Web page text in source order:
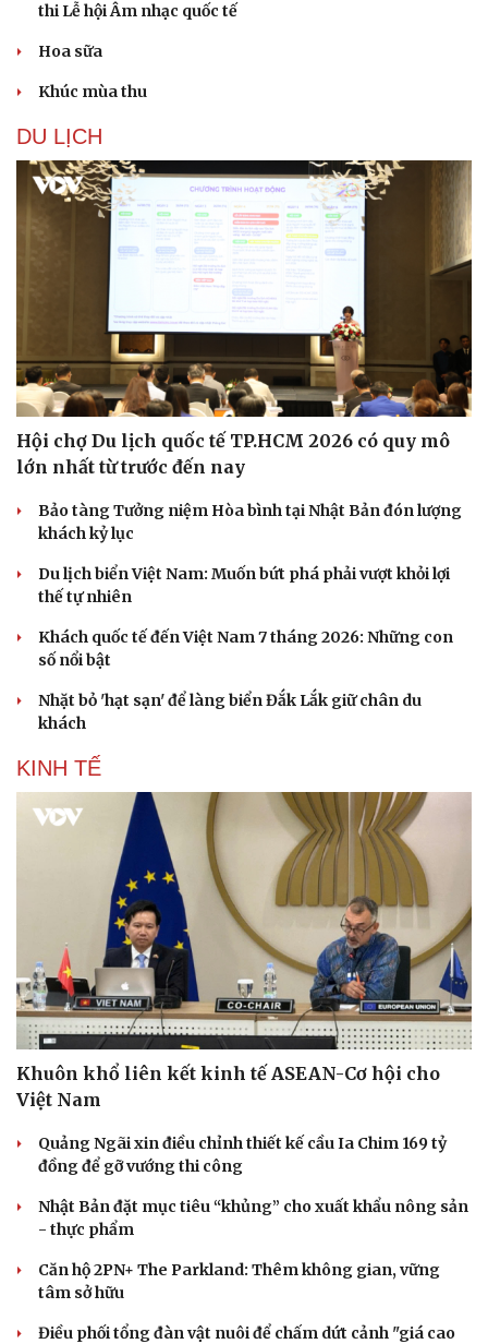
check-in
Podcast
Câu chuyện thời sự
Đọc truyện đêm khuya
Cửa sổ tình yêu
Kể chuyện cho bé
Hạt giống tâm hồn
thi Lễ hội Âm nhạc quốc tế
Hoa sữa
Khúc mùa thu
DU LỊCH
Hội chợ Du lịch quốc tế TP.HCM 2026 có quy mô
lớn nhất từ trước đến nay
Bảo tàng Tưởng niệm Hòa bình tại Nhật Bản đón lượng
khách kỷ lục
Du lịch biển Việt Nam: Muốn bứt phá phải vượt khỏi lợi
thế tự nhiên
Khách quốc tế đến Việt Nam 7 tháng 2026: Những con
số nổi bật
Nhặt bỏ 'hạt sạn' để làng biển Đắk Lắk giữ chân du
khách
KINH TẾ
Khuôn khổ liên kết kinh tế ASEAN-Cơ hội cho
Việt Nam
Quảng Ngãi xin điều chỉnh thiết kế cầu Ia Chim 169 tỷ
đồng để gỡ vướng thi công
Nhật Bản đặt mục tiêu “khủng” cho xuất khẩu nông sản
- thực phẩm
Căn hộ 2PN+ The Parkland: Thêm không gian, vững
tâm sở hữu
Điều phối tổng đàn vật nuôi để chấm dứt cảnh "giá cao